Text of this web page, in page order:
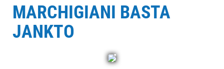
MARCHIGIANI BASTA
JANKTO